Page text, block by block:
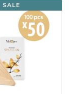
SALE